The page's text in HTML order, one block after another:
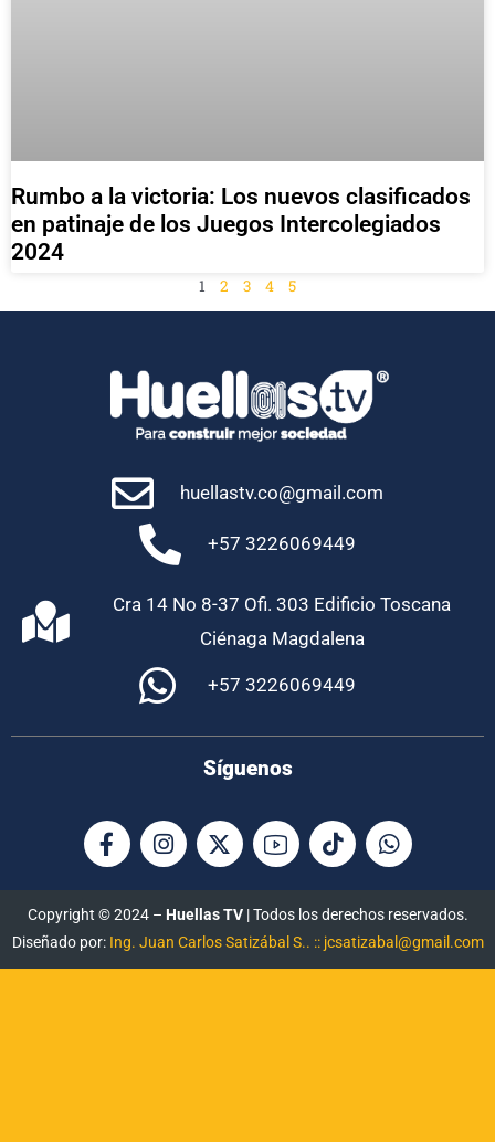
Rumbo a la victoria: Los nuevos clasificados
en patinaje de los Juegos Intercolegiados
2024
1 2 3 4 5
huellastv.co@gmail.com
+57 3226069449
Cra 14 No 8-37 Ofi. 303 Edificio Toscana
Ciénaga Magdalena
+57 3226069449
Síguenos
Copyright © 2024 – Huellas TV| Todos los derechos reservados.
Diseñado por: Ing. Juan Carlos Satizábal S.. :: jcsatizabal@gmail.com